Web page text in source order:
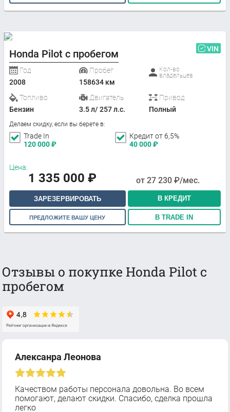
Honda Pilot с пробегом VIN
Год
2008
Пробег
158634 км
Кол-во
владельцев
Топливо
Бензин
Двигатель
3.5 л/ 257 л.с.
Привод
Полный
Делаем скидку, если вы берете в:
Trade In
120 000₽
Кредит от 6,5%
40 000₽
Цена:
1 335 000 ₽ от 27 230 ₽/мес.
ЗАРЕЗЕРВИРОВАТЬ В КРЕДИТ
ПРЕДЛОЖИТЕ ВАШУ ЦЕНУ В TRADE IN
Отзывы о покупке Honda Pilot с
пробегом
Алексанра Леонова
Качеством работы персонала довольна. Во всем
помогают, делают скидки. Спасибо, сделка прошла
легко